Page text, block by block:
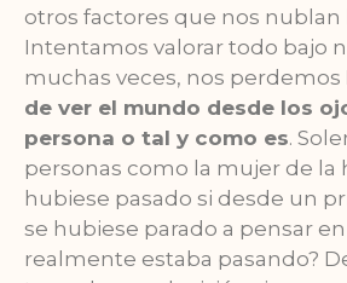
otros factores que nos nublan
Intentamos valorar todo bajo
muchas veces, nos perdemos
de ver el mundo desde los
persona o tal y como es.
personas como la mujer de la
hubiese pasado si desde un
se hubiese parado a pensar
realmente estaba pasando?